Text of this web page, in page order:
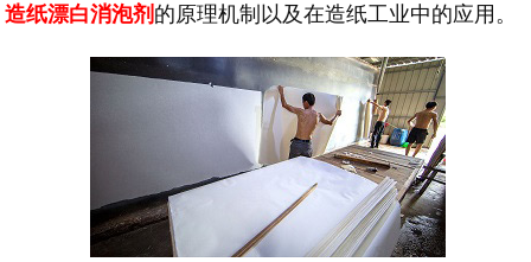
造纸漂白消泡剂 的原理机制以及在造纸工业中的应用。